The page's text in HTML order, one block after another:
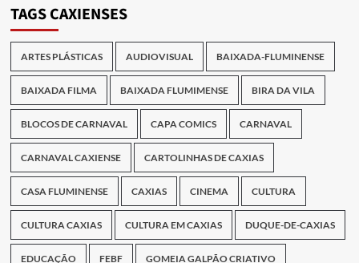
TAGS CAXIENSES
ARTES PLÁSTICAS AUDIOVISUAL BAIXADA-FLUMINENSE
BAIXADA FILMA BAIXADA FLUMIMENSE BIRA DA VILA
BLOCOS DE CARNAVAL CAPA COMICS CARNAVAL
CARNAVAL CAXIENSE CARTOLINHAS DE CAXIAS
CASA FLUMINENSE CAXIAS CINEMA CULTURA
CULTURA CAXIAS CULTURA EM CAXIAS DUQUE-DE-CAXIAS
EDUCAÇÃO FEBF GOMEIA GALPÃO CRIATIVO